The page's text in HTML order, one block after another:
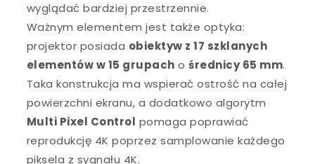
wyglądać bardziej przestrzennie.
Ważnym elementem jest także optyka:
projektor posiada obiektyw z 17 szklanych
elementów w 15 grupach ośrednicy 65 mm.
Taka konstrukcja ma wspierać ostrość na całej
powierzchni ekranu, a dodatkowo algorytm
Multi Pixel Control pomaga poprawiać
reprodukcję 4K poprzez samplowanie każdego
piksela z sygnału 4K.